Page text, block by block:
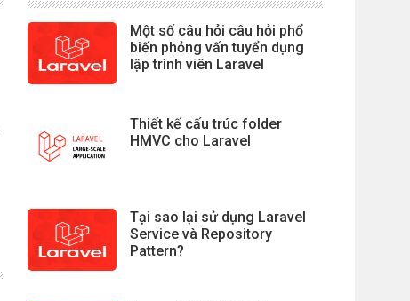
Một số câu hỏi câu hỏi phổ
biến phỏng vấn tuyển dụng
lập trình viên Laravel
Thiết kế cấu trúc folder
HMVC cho Laravel
Tại sao lại sử dụng Laravel
Service và Repository
Pattern?